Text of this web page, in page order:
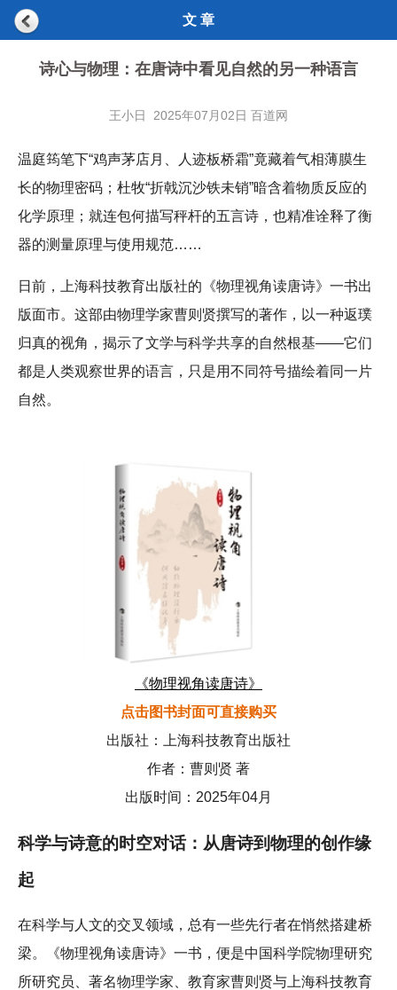
文 章
诗心与物理：在唐诗中看见自然的另一种语言
王小日 2025年07月02日 百道网
温庭筠笔下“鸡声茅店月、人迹板桥霜”竟藏着气相薄膜生
长的物理密码；杜牧“折戟沉沙铁未销”暗含着物质反应的
化学原理；就连包何描写秤杆的五言诗，也精准诠释了衡
器的测量原理与使用规范……
日前，上海科技教育出版社的《物理视角读唐诗》一书出
版面市。这部由物理学家曹则贤撰写的著作，以一种返璞
归真的视角，揭示了文学与科学共享的自然根基——它们
都是人类观察世界的语言，只是用不同符号描绘着同一片
自然。
《物理视角读唐诗》
点击图书封面可直接购买
出版社：上海科技教育出版社
作者：曹则贤 著
出版时间：2025年04月
科学与诗意的时空对话：从唐诗到物理的创作缘
起
在科学与人文的交叉领域，总有一些先行者在悄然搭建桥
梁。《物理视角读唐诗》一书，便是中国科学院物理研究
所研究员、著名物理学家、教育家曹则贤与上海科技教育